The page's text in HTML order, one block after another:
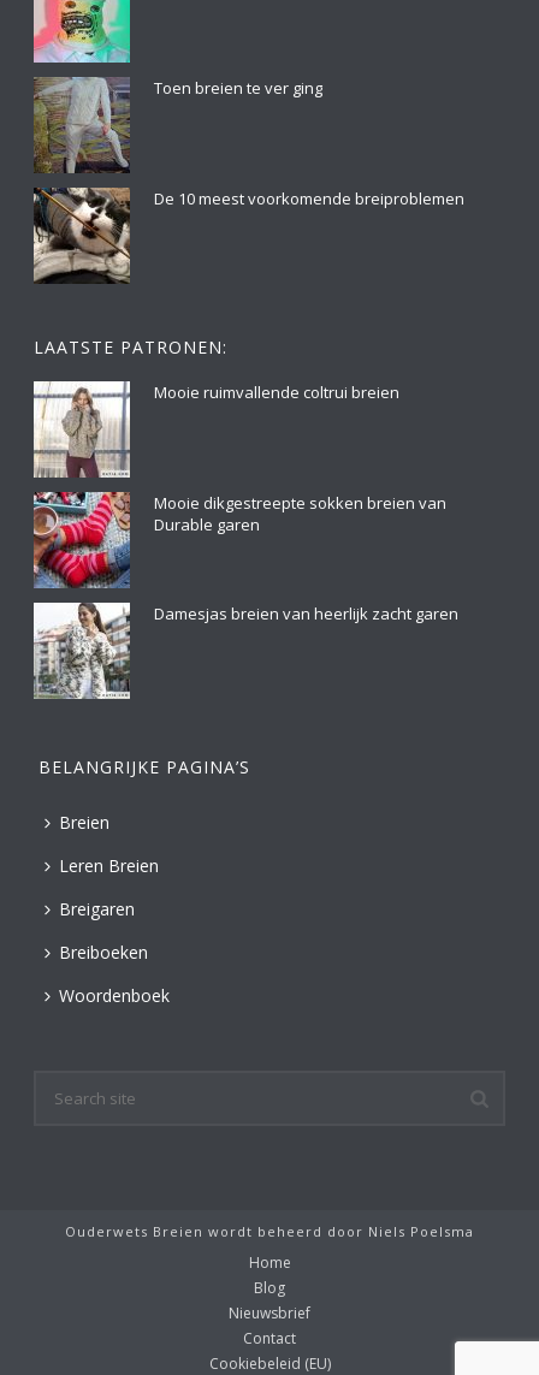
Toen breien te ver ging
De 10 meest voorkomende breiproblemen
LAATSTE PATRONEN:
Mooie ruimvallende coltrui breien
Mooie dikgestreepte sokken breien van
Durable garen
Damesjas breien van heerlijk zacht garen
BELANGRIJKE PAGINA’S
Breien
Leren Breien
Breigaren
Breiboeken
Woordenboek
Ouderwets Breien wordt beheerd door Niels Poelsma
Home
Blog
Nieuwsbrief
Contact
Cookiebeleid (EU)